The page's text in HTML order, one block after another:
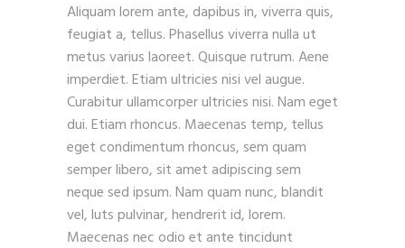
Aliquam lorem ante, dapibus in, viverra quis,
feugiat a, tellus. Phasellus viverra nulla ut
metus varius laoreet. Quisque rutrum. Aene
imperdiet. Etiam ultricies nisi vel augue.
Curabitur ullamcorper ultricies nisi. Nam eget
dui. Etiam rhoncus. Maecenas temp, tellus
eget condimentum rhoncus, sem quam
semper libero, sit amet adipiscing sem
neque sed ipsum. Nam quam nunc, blandit
vel, luts pulvinar, hendrerit id, lorem.
Maecenas nec odio et ante tincidunt